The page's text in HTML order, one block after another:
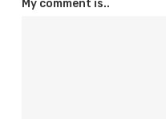
My comment is..